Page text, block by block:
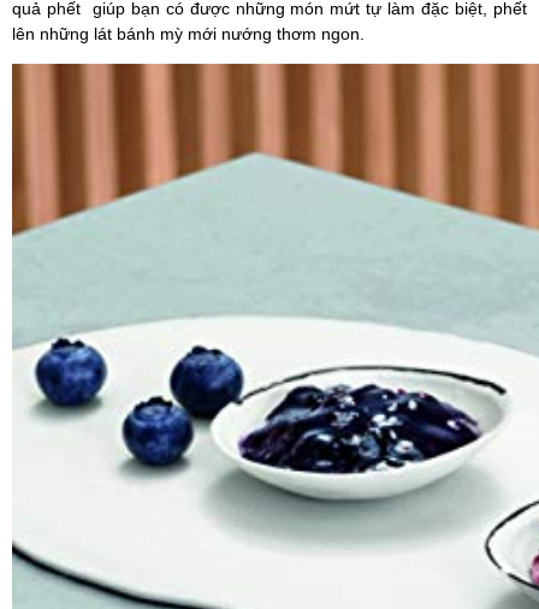
quả phết
giúp bạn có được những món mứt tự làm đặc biệt, phết
lên những lát bánh mỳ mới nướng thơm ngon.